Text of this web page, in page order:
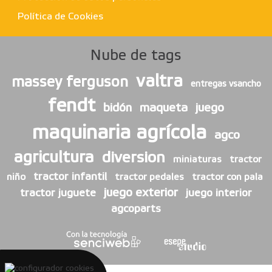
Política de Cookies
Nube de tags
massey ferguson
valtra entregas vsancho
fendt bidón maqueta juego
maquinaria agrícola agco
agricultura diversion miniaturas tractor
niño tractor infantil tractor pedales tractor con pala
tractor juguete juego exterior
juego interior
agcoparts